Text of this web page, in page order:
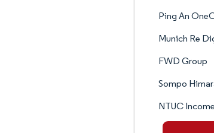
Ping An
Munich Re
FWD Group
Sompo
NTUC